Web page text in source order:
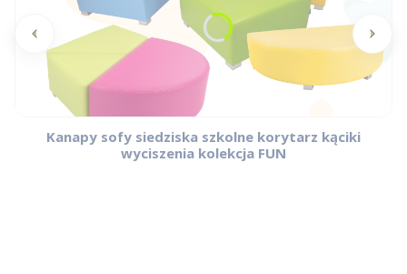
Kanapy sofy siedziska szkolne korytarz kąciki
wyciszenia kolekcja FUN